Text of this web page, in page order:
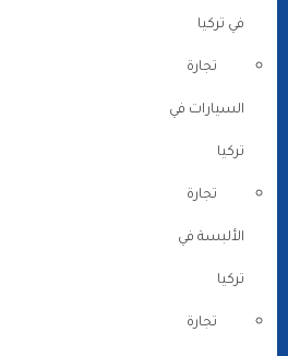
في تركيا
تجارة
السيارات في
تركيا
تجارة
الألبسة في
تركيا
تجارة